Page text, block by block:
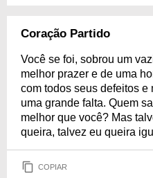
Coração Partido
Você se foi, sobrou um
melhor prazer e de uma
com todos seus defeitos e
uma grande falta. Quem
melhor que você? Mas
queira, talvez eu queira
COPIAR